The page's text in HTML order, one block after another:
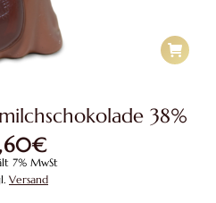
38%
€
7% MwSt
Versand